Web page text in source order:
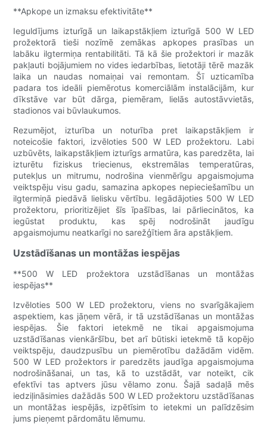
**Apkope un izmaksu efektivitāte**
Ieguldījums izturīgā un laikapstākļiem izturīgā 500 W LED
prožektorā tieši nozīmē zemākas apkopes prasības un
labāku ilgtermiņa rentabilitāti. Tā kā šie prožektori ir mazāk
pakļauti bojājumiem no vides iedarbības, lietotāji tērē mazāk
laika un naudas nomaiņai vai remontam. Šī uzticamība
padara tos ideāli piemērotus komerciālām instalācijām, kur
dīkstāve var būt dārga, piemēram, lielās autostāvvietās,
stadionos vai būvlaukumos.
Rezumējot, izturība un noturība pret laikapstākļiem ir
noteicošie faktori, izvēloties 500 W LED prožektoru. Labi
uzbūvēts, laikapstākļiem izturīgs armatūra, kas paredzēta, lai
izturētu fiziskus triecienus, ekstremālas temperatūras,
putekļus un mitrumu, nodrošina vienmērīgu apgaismojuma
veiktspēju visu gadu, samazina apkopes nepieciešamību un
ilgtermiņā piedāvā lielisku vērtību. Iegādājoties 500 W LED
prožektoru, prioritizējiet šīs īpašības, lai pārliecinātos, ka
iegūstat produktu, kas spēj nodrošināt jaudīgu
apgaismojumu neatkarīgi no sarežģītiem āra apstākļiem.
Uzstādīšanas un montāžas iespējas
**500 W LED prožektora uzstādīšanas un montāžas
iespējas**
Izvēloties 500 W LED prožektoru, viens no svarīgākajiem
aspektiem, kas jāņem vērā, ir tā uzstādīšanas un montāžas
iespējas. Šie faktori ietekmē ne tikai apgaismojuma
uzstādīšanas vienkāršību, bet arī būtiski ietekmē tā kopējo
veiktspēju, daudzpusību un piemērotību dažādām vidēm.
500 W LED prožektors ir paredzēts jaudīga apgaismojuma
nodrošināšanai, un tas, kā to uzstādāt, var noteikt, cik
efektīvi tas aptvers jūsu vēlamo zonu. Šajā sadaļā mēs
iedziļināsimies dažādās 500 W LED prožektoru uzstādīšanas
un montāžas iespējās, izpētīsim to ietekmi un palīdzēsim
jums pieņemt pārdomātu lēmumu.